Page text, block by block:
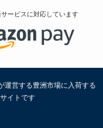
ービスに対応しています
運営する豊洲市場に入荷する
イトです